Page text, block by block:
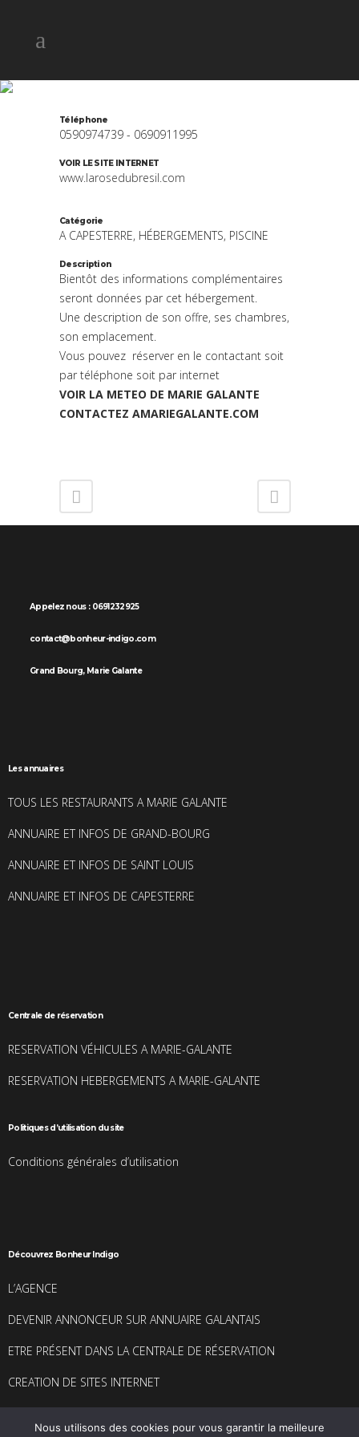
Téléphone
0590974739 - 0690911995
VOIR LE SITE INTERNET
www.larosedubresil.com
Catégorie
A CAPESTERRE, HÉBERGEMENTS, PISCINE
Description
Bientôt des informations complémentaires
seront données par cet hébergement.
Une description de son offre, ses chambres,
son emplacement.
Vous pouvez réserver en le contactant soit
par téléphone soit par internet
VOIR LA METEO DE MARIE GALANTE
CONTACTEZ AMARIEGALANTE.COM
Appelez nous : 0691232925
contact@bonheur-indigo.com
Grand Bourg, Marie Galante
Les annuaires
TOUS LES RESTAURANTS A MARIE GALANTE
ANNUAIRE ET INFOS DE GRAND-BOURG
ANNUAIRE ET INFOS DE SAINT LOUIS
ANNUAIRE ET INFOS DE CAPESTERRE
Centrale de réservation
RESERVATION VÉHICULES A MARIE-GALANTE
RESERVATION HEBERGEMENTS A MARIE-GALANTE
Politiques d’utilisation du site
Conditions générales d’utilisation
Découvrez Bonheur Indigo
L’AGENCE
DEVENIR ANNONCEUR SUR ANNUAIRE GALANTAIS
ETRE PRÉSENT DANS LA CENTRALE DE RÉSERVATION
CREATION DE SITES INTERNET
Nous utilisons des cookies pour vous garantir la meilleure